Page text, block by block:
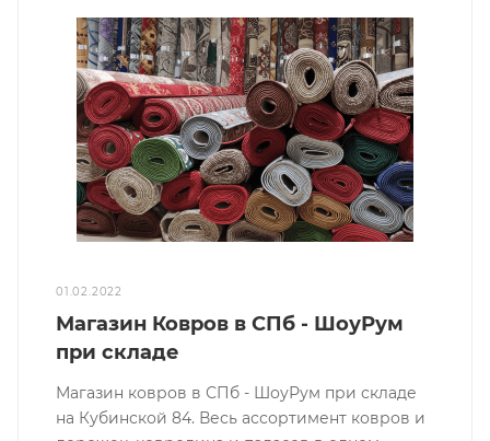
01.02.2022
Магазин Ковров в СПб - ШоуРум
при складе
Магазин ковров в СПб - ШоуРум при складе
на Кубинской 84. Весь ассортимент ковров и